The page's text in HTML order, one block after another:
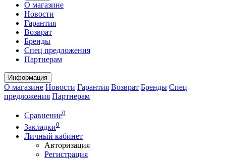
О магазине
Новости
Гарантия
Возврат
Бренды
Спец предложения
Партнерам
Информация
О магазине Новости Гарантия Возврат Бренды Спец
предложения Партнерам
Сравнение0
Закладки0
Личный кабинет
Авторизация
Регистрация